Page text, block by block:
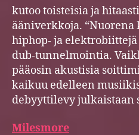
kutoo toisteisia ja
ääniverkkoja.
hiphop- ja
dub-tunnelmointia.
pääosin akustisia
kaikuu edelleen
debyyttilevy julkaistaan
Milesmore